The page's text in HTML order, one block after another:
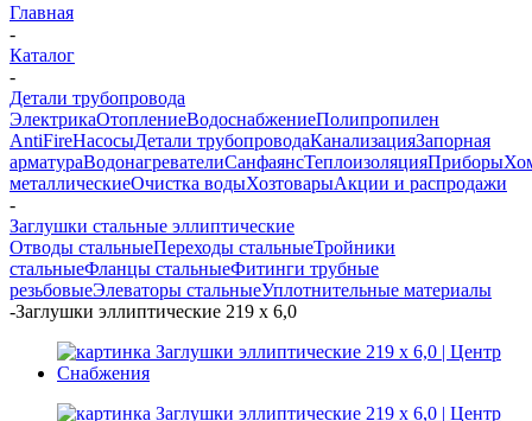
Главная
-
Каталог
-
Детали трубопровода
ЭлектрикаОтоплениеВодоснабжениеПолипропилен
AntiFireНасосыДетали трубопроводаКанализацияЗапорная
арматураВодонагревателиСанфаянсТеплоизоляцияПриборы
металлическиеОчистка водыХозтоварыАкции и распродажи
-
Заглушки стальные эллиптические
Отводы стальныеПереходы стальныеТройники
стальныеФланцы стальныеФитинги трубные
резьбовыеЭлеваторы стальныеУплотнительные материалы
-Заглушки эллиптические 219 х 6,0